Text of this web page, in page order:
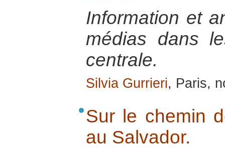
Information et
médias dans
centrale.
Silvia Gurrieri, Paris,
Sur le chemin
au Salvador.